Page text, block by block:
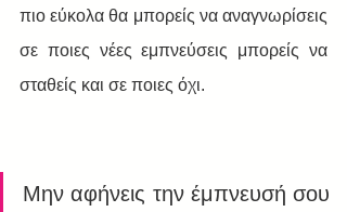
πιο εύκολα θα μπορείς να αναγνωρίσεις
σε ποιες νέες εμπνεύσεις μπορείς να
σταθείς και σε ποιες όχι.
Μην αφήνεις την έμπνευσή σου